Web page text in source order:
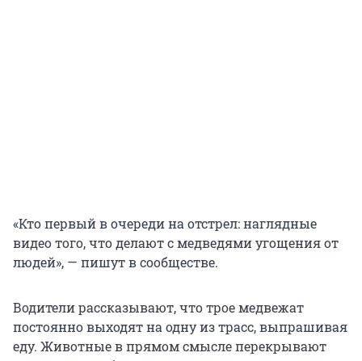
«Кто первый в очереди на отстрел: наглядные
видео того, что делают с медведями угощения от
людей», — пишут в сообществе.
Водители рассказывают, что трое медвежат
постоянно выходят на одну из трасс, выпрашивая
еду. Животные в прямом смысле перекрывают